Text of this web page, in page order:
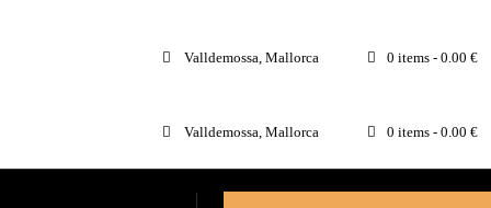
Valldemossa, Mallorca 0 items- 0.00 €
Valldemossa, Mallorca 0 items- 0.00 €